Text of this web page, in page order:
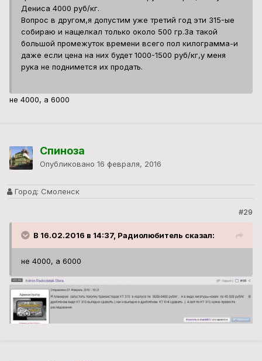
Дениса 4000 руб/кг.
Вопрос в другом,я допустим уже третий год эти 315-ые
собираю и нащелкал только около 500 гр.За такой
большой промежуток времени всего пол килограмма-и
даже если цена на них будет 1000-1500 руб/кг,у меня
рука не поднимется их продать.
не 4000, а 6000
Спиноза
Опубликовано 16 февраля, 2016
Город: Смоленск
#29
В 16.02.2016 в 14:37, Радиолюбитель сказал:
не 4000, а 6000